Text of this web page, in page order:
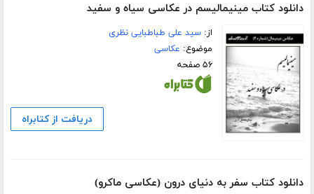
دانلود کتاب مینیمالیسم در عکاسی سیاه و سفید
از:سید علی طباطبایی نظری
موضوع: عکاسی
۵۶ صفحه
دریافت از کتابراه
دانلود کتاب سفر به دنیای درون (عکاسی ماکرو)